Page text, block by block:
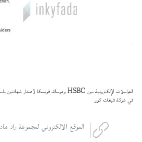
في شركة فيغات كور
الموقع الالكتروني لمجموعة راد ماد